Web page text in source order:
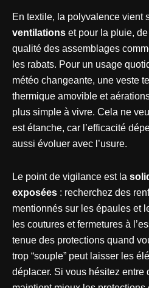
En textile, la polyvalence vient
ventilations et pour la pluie,
qualité des assemblages
les rabats. Pour un usage
météo changeante, une veste
thermique amovible et
plus simple à vivre. Cela ne
est étanche, car l’efficacité
aussi évoluer avec l’usure.
Le point de vigilance est la
exposées : recherchez des
mentionnés sur les épaules et
les coutures et fermetures à
tenue des protections quand
trop “souple” peut laisser les
déplacer. Si vous hésitez entre